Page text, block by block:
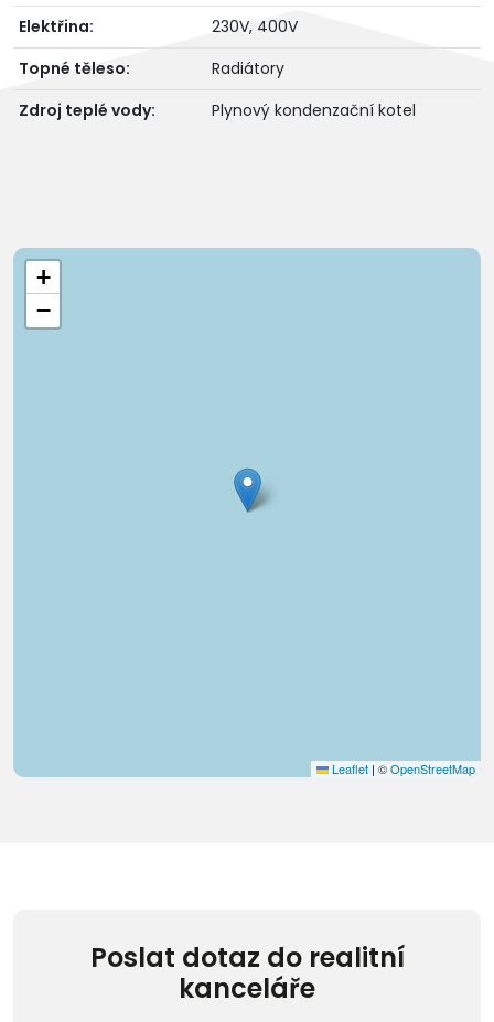
Elektřina:
230V, 400V
Topné těleso:
Radiátory
Zdroj teplé vody:
Plynový kondenzační kotel
+
−
Leaflet | ©OpenStreetMap
Poslat dotaz do realitní
kanceláře